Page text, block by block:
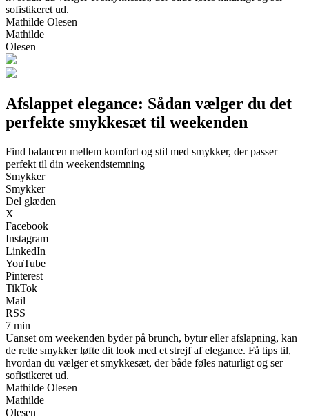
sofistikeret ud.
Mathilde Olesen
Mathilde
Olesen
Afslappet elegance: Sådan vælger du det
perfekte smykkesæt til weekenden
Find balancen mellem komfort og stil med smykker, der passer
perfekt til din weekendstemning
Smykker
Smykker
Del glæden
X
Facebook
Instagram
LinkedIn
YouTube
Pinterest
TikTok
Mail
RSS
7 min
Uanset om weekenden byder på brunch, bytur eller afslapning, kan
de rette smykker løfte dit look med et strejf af elegance. Få tips til,
hvordan du vælger et smykkesæt, der både føles naturligt og ser
sofistikeret ud.
Mathilde Olesen
Mathilde
Olesen